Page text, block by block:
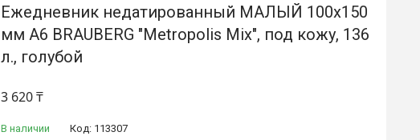
Ежедневник недатированный МАЛЫЙ 100х150
мм А6 BRAUBERG "Metropolis Mix", под кожу, 136
л., голубой
3 620 ₸
В наличии Код: 113307